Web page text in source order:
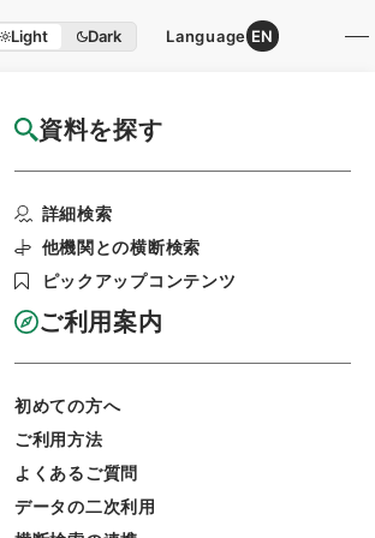
Light Dark Language EN
資料を探す
詳細検索
他機関との横断検索
ピックアップコンテンツ
ご利用案内
初めての方へ
ご利用方法
よくあるご質問
データの二次利用
国立公文書館HP利用案内
全ての情報